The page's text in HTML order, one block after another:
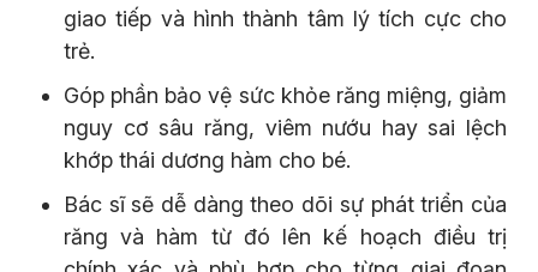
giao tiếp và hình thành tâm lý tích cực cho
trẻ.
Góp phần bảo vệ sức khỏe răng miệng, giảm
nguy cơ sâu răng, viêm nướu hay sai lệch
khớp thái dương hàm cho bé.
Bác sĩ sẽ dễ dàng theo dõi sự phát triển của
răng và hàm từ đó lên kế hoạch điều trị